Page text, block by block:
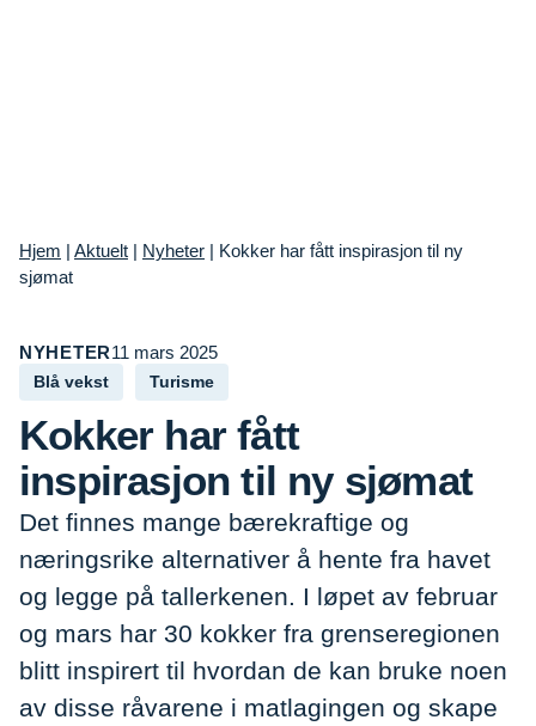
Hjem | Aktuelt | Nyheter | Kokker har fått inspirasjon til ny
sjømat
NYHETER11 mars 2025
Blå vekst Turisme
Kokker har fått
inspirasjon til ny sjømat
Det finnes mange bærekraftige og
næringsrike alternativer å hente fra havet
og legge på tallerkenen. I løpet av februar
og mars har 30 kokker fra grenseregionen
blitt inspirert til hvordan de kan bruke noen
av disse råvarene i matlagingen og skape